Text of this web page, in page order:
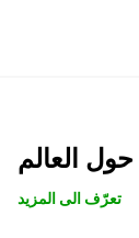
حول العالم
تعرّف الى المزيد